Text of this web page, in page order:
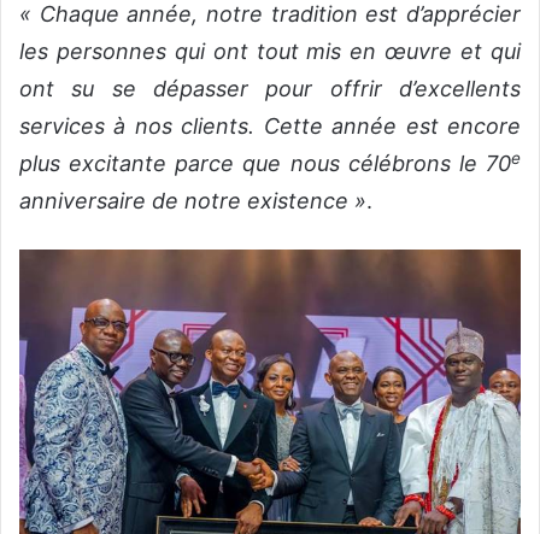
« Chaque année, notre tradition est d’apprécier
les personnes qui ont tout mis en œuvre et qui
ont su se dépasser pour offrir d’excellents
services à nos clients. Cette année est encore
plus excitante parce que nous célébrons le 70e
anniversaire de notre existence ».